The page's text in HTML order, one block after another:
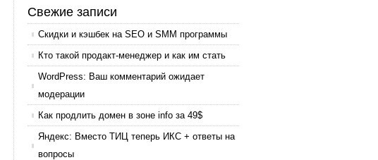
Свежие записи
Скидки и кэшбек на SEO и SMM программы
Кто такой продакт-менеджер и как им стать
WordPress: Ваш комментарий ожидает
модерации
Как продлить домен в зоне info за 49$
Яндекс: Вместо ТИЦ теперь ИКС + ответы на
вопросы